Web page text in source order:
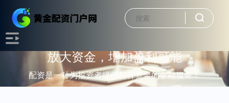
放大资金，增加盈利可能
配资是一种为投资者提供杠杆资金的金融服务！